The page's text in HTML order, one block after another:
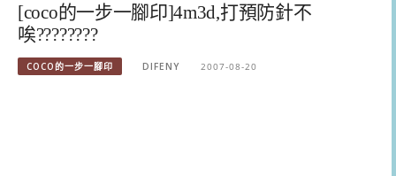
[coco的一步一腳印]4m3d,打預防針不
唉????????
COCO的一步一腳印 DIFENY 2007-08-20